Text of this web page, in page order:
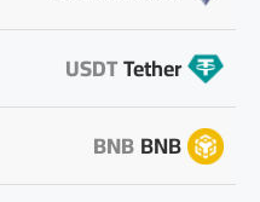
Tether
USDT
BNB
BNB